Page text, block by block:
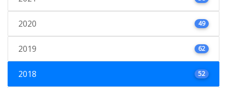
2020 49
2019 62
2018 52